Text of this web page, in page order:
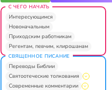
С ЧЕГО НАЧАТЬ
Интересующимся
Новоначальным
Приходским работникам
Регентам, певчим, клирошанам
СВЯЩЕННОЕ ПИСАНИЕ
Переводы Библии
Святоотеческие толкования
Современные комментарии